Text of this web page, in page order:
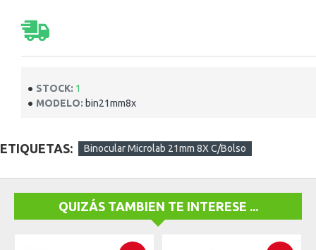
STOCK: 1
MODELO: bin21mm8x
ETIQUETAS: Binocular Microlab 21mm 8X C/Bolso
QUIZÁS TAMBIEN TE INTERESE ...